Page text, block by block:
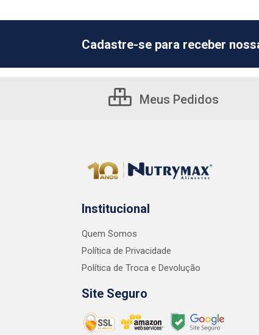
Cadastre-se para receber
Meus Pedidos
Institucional
Quem Somos
Política de Privacidade
Política de Troca e Devolução
Site Seguro